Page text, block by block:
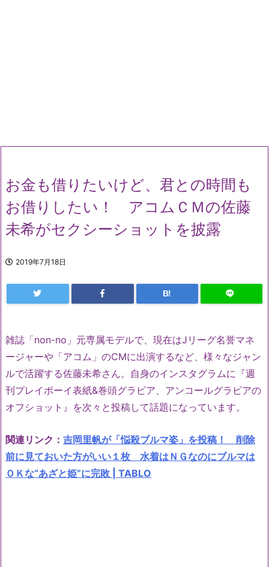
お金も借りたいけど、君との時間も
お借りしたい！ アコムＣＭの佐藤
未希がセクシーショットを披露
2019年7月18日
B!
雑誌「non-no」元専属モデルで、現在はJリーグ名誉マネ
ージャーや「アコム」のCMに出演するなど、様々なジャン
ルで活躍する佐藤未希さん。自身のインスタグラムに『週
刊プレイボーイ表紙&巻頭グラビア、アンコールグラビアの
オフショット』を次々と投稿して話題になっています。
関連リンク： 吉岡里帆が「悩殺ブルマ姿」を投稿！ 削除
前に見ておいた方がいい１枚 水着はＮＧなのにブルマは
ＯＫな“あざと姫”に完敗 | TABLO